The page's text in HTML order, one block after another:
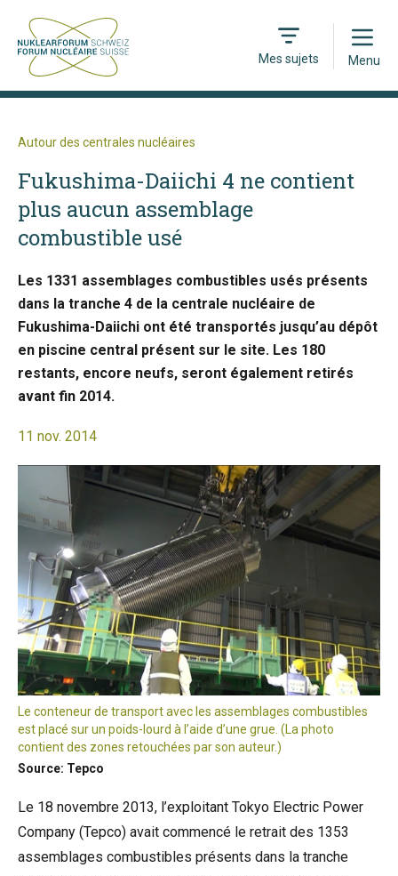
Mes sujets
Open
Menu
Autour des centrales nucléaires
Fukushima-Daiichi 4 ne contient
plus aucun assemblage
combustible usé
Les 1331 assemblages combustibles usés présents
dans la tranche 4 de la centrale nucléaire de
Fukushima-Daiichi ont été transportés jusqu’au dépôt
en piscine central présent sur le site. Les 180
restants, encore neufs, seront également retirés
avant fin 2014.
11 nov. 2014
Le conteneur de transport avec les assemblages combustibles
est placé sur un poids-lourd à l’aide d’une grue. (La photo
contient des zones retouchées par son auteur.)
Source: Tepco
Le 18 novembre 2013, l’exploitant Tokyo Electric Power
Company (Tepco) avait commencé le retrait des 1353
assemblages combustibles présents dans la tranche